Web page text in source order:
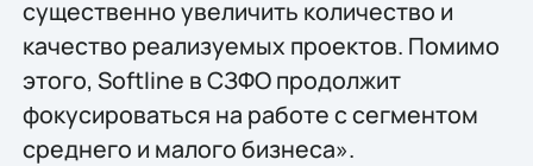
существенно увеличить количество и
качество реализуемых проектов. Помимо
этого, Softline в СЗФО продолжит
фокусироваться на работе с сегментом
среднего и малого бизнеса».